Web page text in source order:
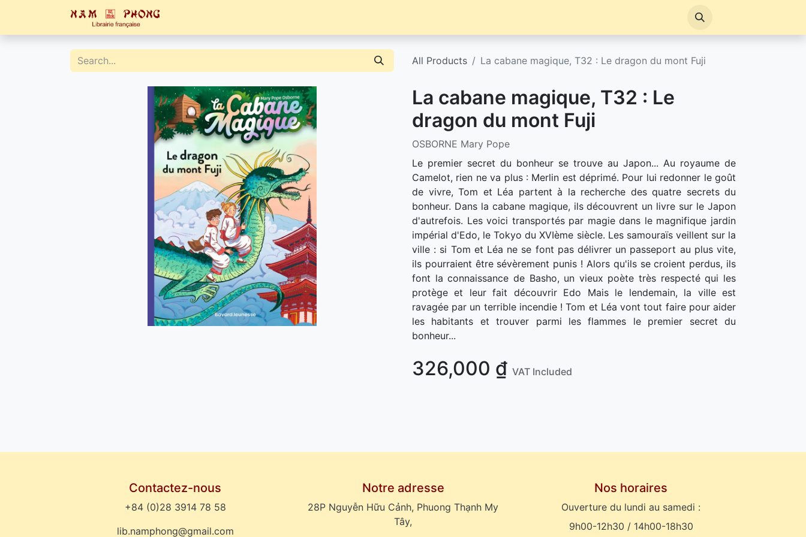
All Products La cabane magique, T32 : Le dragon du mont Fuji
La cabane magique, T32 : Le
dragon du mont Fuji
OSBORNE Mary Pope
Le premier secret du bonheur se trouve au Japon... Au royaume de
Camelot, rien ne va plus : Merlin est déprimé. Pour lui redonner le goût
de vivre, Tom et Léa partent à la recherche des quatre secrets du
bonheur. Dans la cabane magique, ils découvrent un livre sur le Japon
d'autrefois. Les voici transportés par magie dans le magnifique jardin
impérial d'Edo, le Tokyo du XVIème siècle. Les samouraïs veillent sur la
ville : si Tom et Léa ne se font pas délivrer un passeport au plus vite,
ils pourraient être sévèrement punis ! Alors qu'ils se croient perdus, ils
font la connaissance de Basho, un vieux poète très respecté qui les
protège et leur fait découvrir Edo Mais le lendemain, la ville est
ravagée par un terrible incendie ! Tom et Léa vont tout faire pour aider
les habitants et trouver parmi les flammes le premier secret du
bonheur...
326,000 ₫ VAT Included
Contactez-nous
+84 (0)28 3914 78 58
lib.namphong@gmail.com
Notre adresse
28P Nguyễn Hữu Cảnh, Phuong Thạnh My
Tây,
Nos horaires
Ouverture du lundi au samedi :
9h00-12h30 / 14h00-18h30